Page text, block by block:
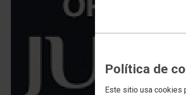
Política de
Este sitio usa cookies